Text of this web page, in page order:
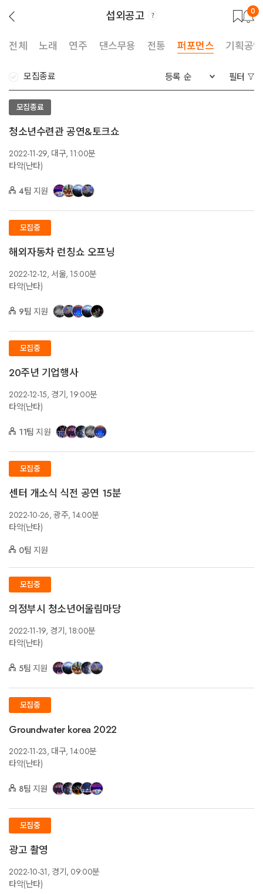
섭외공고
뒤
로
기
0
전체 노래 연주 댄스무용 전통 퍼포먼스 기획공연
모집종료 등록 순 필터
모집종료
청소년수련관 공연&토크쇼
2022-11-29, 대구, 11:00분
타악(난타)
4팀 지원
모집중
해외자동차 런칭쇼 오프닝
2022-12-12, 서울, 15:00분
타악(난타)
9팀 지원
모집중
20주년 기업행사
2022-12-15, 경기, 19:00분
타악(난타)
11팀 지원
모집중
센터 개소식 식전 공연 15분
2022-10-26, 광주, 14:00분
타악(난타)
0팀 지원
모집중
의정부시 청소년어울림마당
2022-11-19, 경기, 18:00분
타악(난타)
5팀 지원
모집중
Groundwater korea 2022
2022-11-23, 대구, 14:00분
타악(난타)
8팀 지원
모집중
광고 촬영
2022-10-31, 경기, 09:00분
타악(난타)